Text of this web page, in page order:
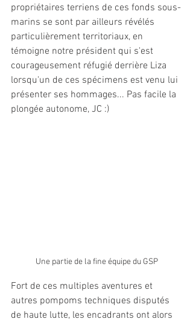
propriétaires terriens de ces fonds sous-
marins se sont par ailleurs révélés
particulièrement territoriaux, en
témoigne notre président qui s'est
courageusement réfugié derrière Liza
lorsqu'un de ces spécimens est venu lui
présenter ses hommages... Pas facile la
plongée autonome, JC :)
Une partie de la fine équipe du GSP
Fort de ces multiples aventures et
autres pompoms techniques disputés
de haute lutte, les encadrants ont alors